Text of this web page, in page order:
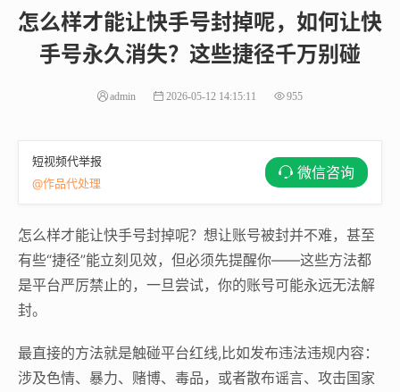
怎么样才能让快手号封掉呢，如何让快
手号永久消失？这些捷径千万别碰
admin 2026-05-12 14:15:11 955
短视频代举报
@作品代处理
微信咨询
怎么样才能让快手号封掉呢？想让账号被封并不难，甚至
有些“捷径”能立刻见效，但必须先提醒你——这些方法都
是平台严厉禁止的，一旦尝试，你的账号可能永远无法解
封。
最直接的方法就是触碰平台红线,比如发布违法违规内容：
涉及色情、暴力、赌博、毒品，或者散布谣言、攻击国家